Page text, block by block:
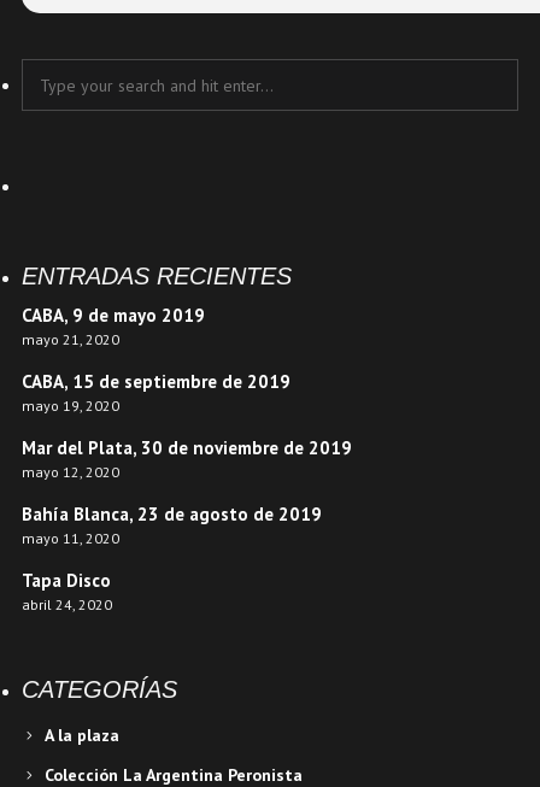
ENTRADAS RECIENTES
CABA, 9 de mayo 2019
mayo 21, 2020
CABA, 15 de septiembre de 2019
mayo 19, 2020
Mar del Plata, 30 de noviembre de 2019
mayo 12, 2020
Bahía Blanca, 23 de agosto de 2019
mayo 11, 2020
Tapa Disco
abril 24, 2020
CATEGORÍAS
A la plaza
Colección La Argentina Peronista